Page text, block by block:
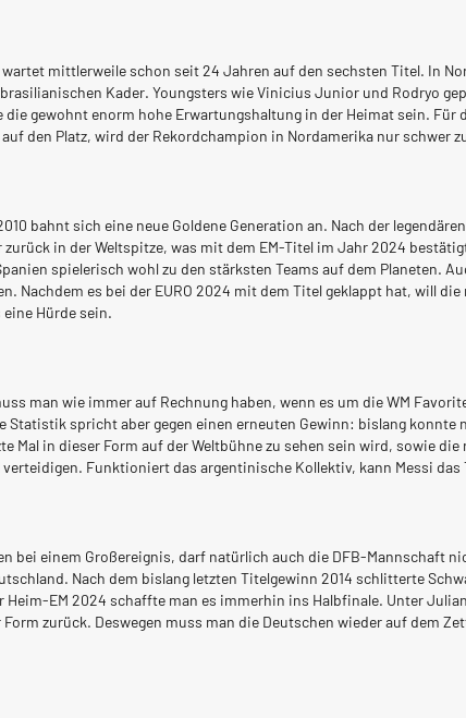
mittlerweile schon seit 24 Jahren auf den sechsten Titel. In
Kader. Youngsters wie Vinicius Junior und Rodryo
gewohnt enorm hohe Erwartungshaltung in der Heimat sein.
den Platz, wird der Rekordchampion in Nordamerika nur schwer
bahnt sich eine neue Goldene Generation an. Nach der
zurück in der Weltspitze, was mit dem EM-Titel im Jahr 2024
spielerisch wohl zu den stärksten Teams auf dem Planeten.
Nachdem es bei der EURO 2024 mit dem Titel geklappt hat, will
Hürde sein.
man wie immer auf Rechnung haben, wenn es um die WM
Statistik spricht aber gegen einen erneuten Gewinn: bislang
Mal in dieser Form auf der Weltbühne zu sehen sein wird, sowie
Funktioniert das argentinische Kollektiv, kann Messi das
bei einem Großereignis, darf natürlich auch die DFB-Mannschaft
Nach dem bislang letzten Titelgewinn 2014 schlitterte
Heim-EM 2024 schaffte man es immerhin ins Halbfinale. Unter
Form zurück. Deswegen muss man die Deutschen wieder auf dem